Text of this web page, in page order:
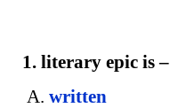
1. literary epic is –
A. written